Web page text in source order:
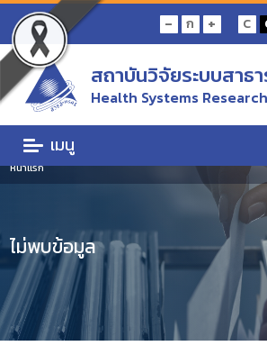
- ก + C
สถาบันวิจัยระบบสา
Health Systems
เมนู
หน้าแรก
ไม่พบข้อมูล